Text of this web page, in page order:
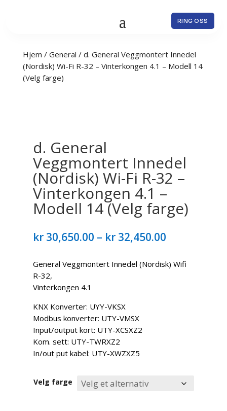
RING OSS
Hjem / General / d. General Veggmontert Innedel
(Nordisk) Wi-Fi R-32 – Vinterkongen 4.1 – Modell 14
(Velg farge)
d. General
Veggmontert Innedel
(Nordisk) Wi-Fi R-32 –
Vinterkongen 4.1 –
Modell 14 (Velg farge)
kr30,650.00 – kr32,450.00Prisområde:
til
kr 32,450.00
General Veggmontert Innedel (Nordisk) Wifi
R-32,
Vinterkongen 4.1
KNX Konverter: UYY-VKSX
Modbus konverter: UTY-VMSX
Input/output kort: UTY-XCSXZ2
Kom. sett: UTY-TWRXZ2
In/out put kabel: UTY-XWZXZ5
Velg farge